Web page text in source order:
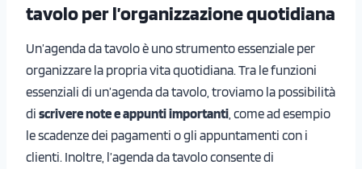
tavolo per l’organizzazione quotidiana
Un’agenda da tavolo è uno strumento essenziale per
organizzare la propria vita quotidiana. Tra le funzioni
essenziali di un’agenda da tavolo, troviamo la possibilità
di scrivere note e appunti importanti , come ad esempio
le scadenze dei pagamenti o gli appuntamenti con i
clienti. Inoltre, l’agenda da tavolo consente di